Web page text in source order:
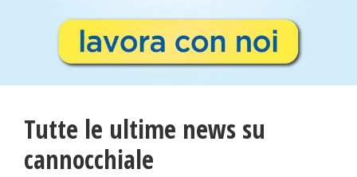
Tutte le ultime news su
cannocchiale